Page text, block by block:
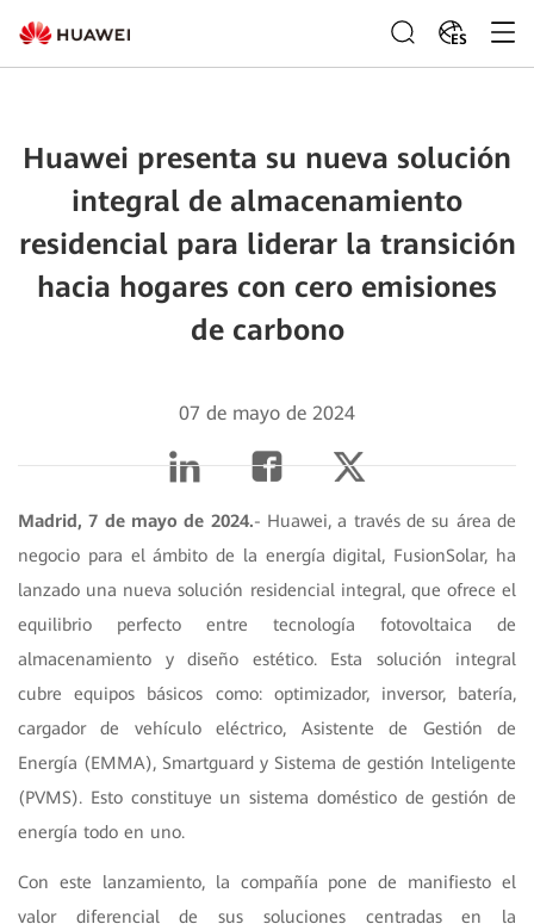
ES
Huawei presenta su nueva solución
integral de almacenamiento
residencial para liderar la transición
hacia hogares con cero emisiones
de carbono
07 de mayo de 2024
Madrid, 7 de mayo de 2024.- Huawei, a través de su área de
negocio para el ámbito de la energía digital, FusionSolar, ha
lanzado una nueva solución residencial integral, que ofrece el
equilibrio perfecto entre tecnología fotovoltaica de
almacenamiento y diseño estético. Esta solución integral
cubre equipos básicos como: optimizador, inversor, batería,
cargador de vehículo eléctrico, Asistente de Gestión de
Energía (EMMA), Smartguard y Sistema de gestión Inteligente
(PVMS). Esto constituye un sistema doméstico de gestión de
energía todo en uno.
Con este lanzamiento, la compañía pone de manifiesto el
valor diferencial de sus soluciones centradas en la